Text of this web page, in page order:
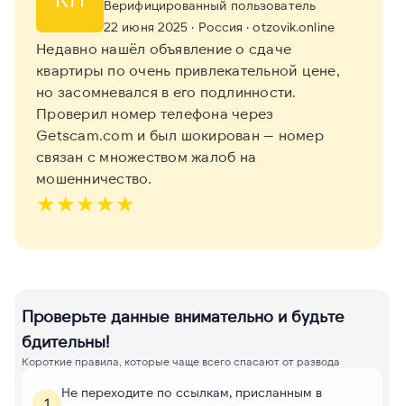
Верифицированный пользователь
22 июня 2025 · Россия · otzovik.online
Недавно нашёл объявление о сдаче
квартиры по очень привлекательной цене,
но засомневался в его подлинности.
Проверил номер телефона через
Getscam.com и был шокирован — номер
связан с множеством жалоб на
мошенничество.
★★★★★
Проверьте данные внимательно и будьте
бдительны!
Короткие правила, которые чаще всего спасают от развода
Не переходите по ссылкам, присланным в